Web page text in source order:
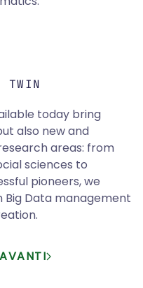
today bring
also new and
areas: from
sciences to
pioneers, we
Data management
AVANTI